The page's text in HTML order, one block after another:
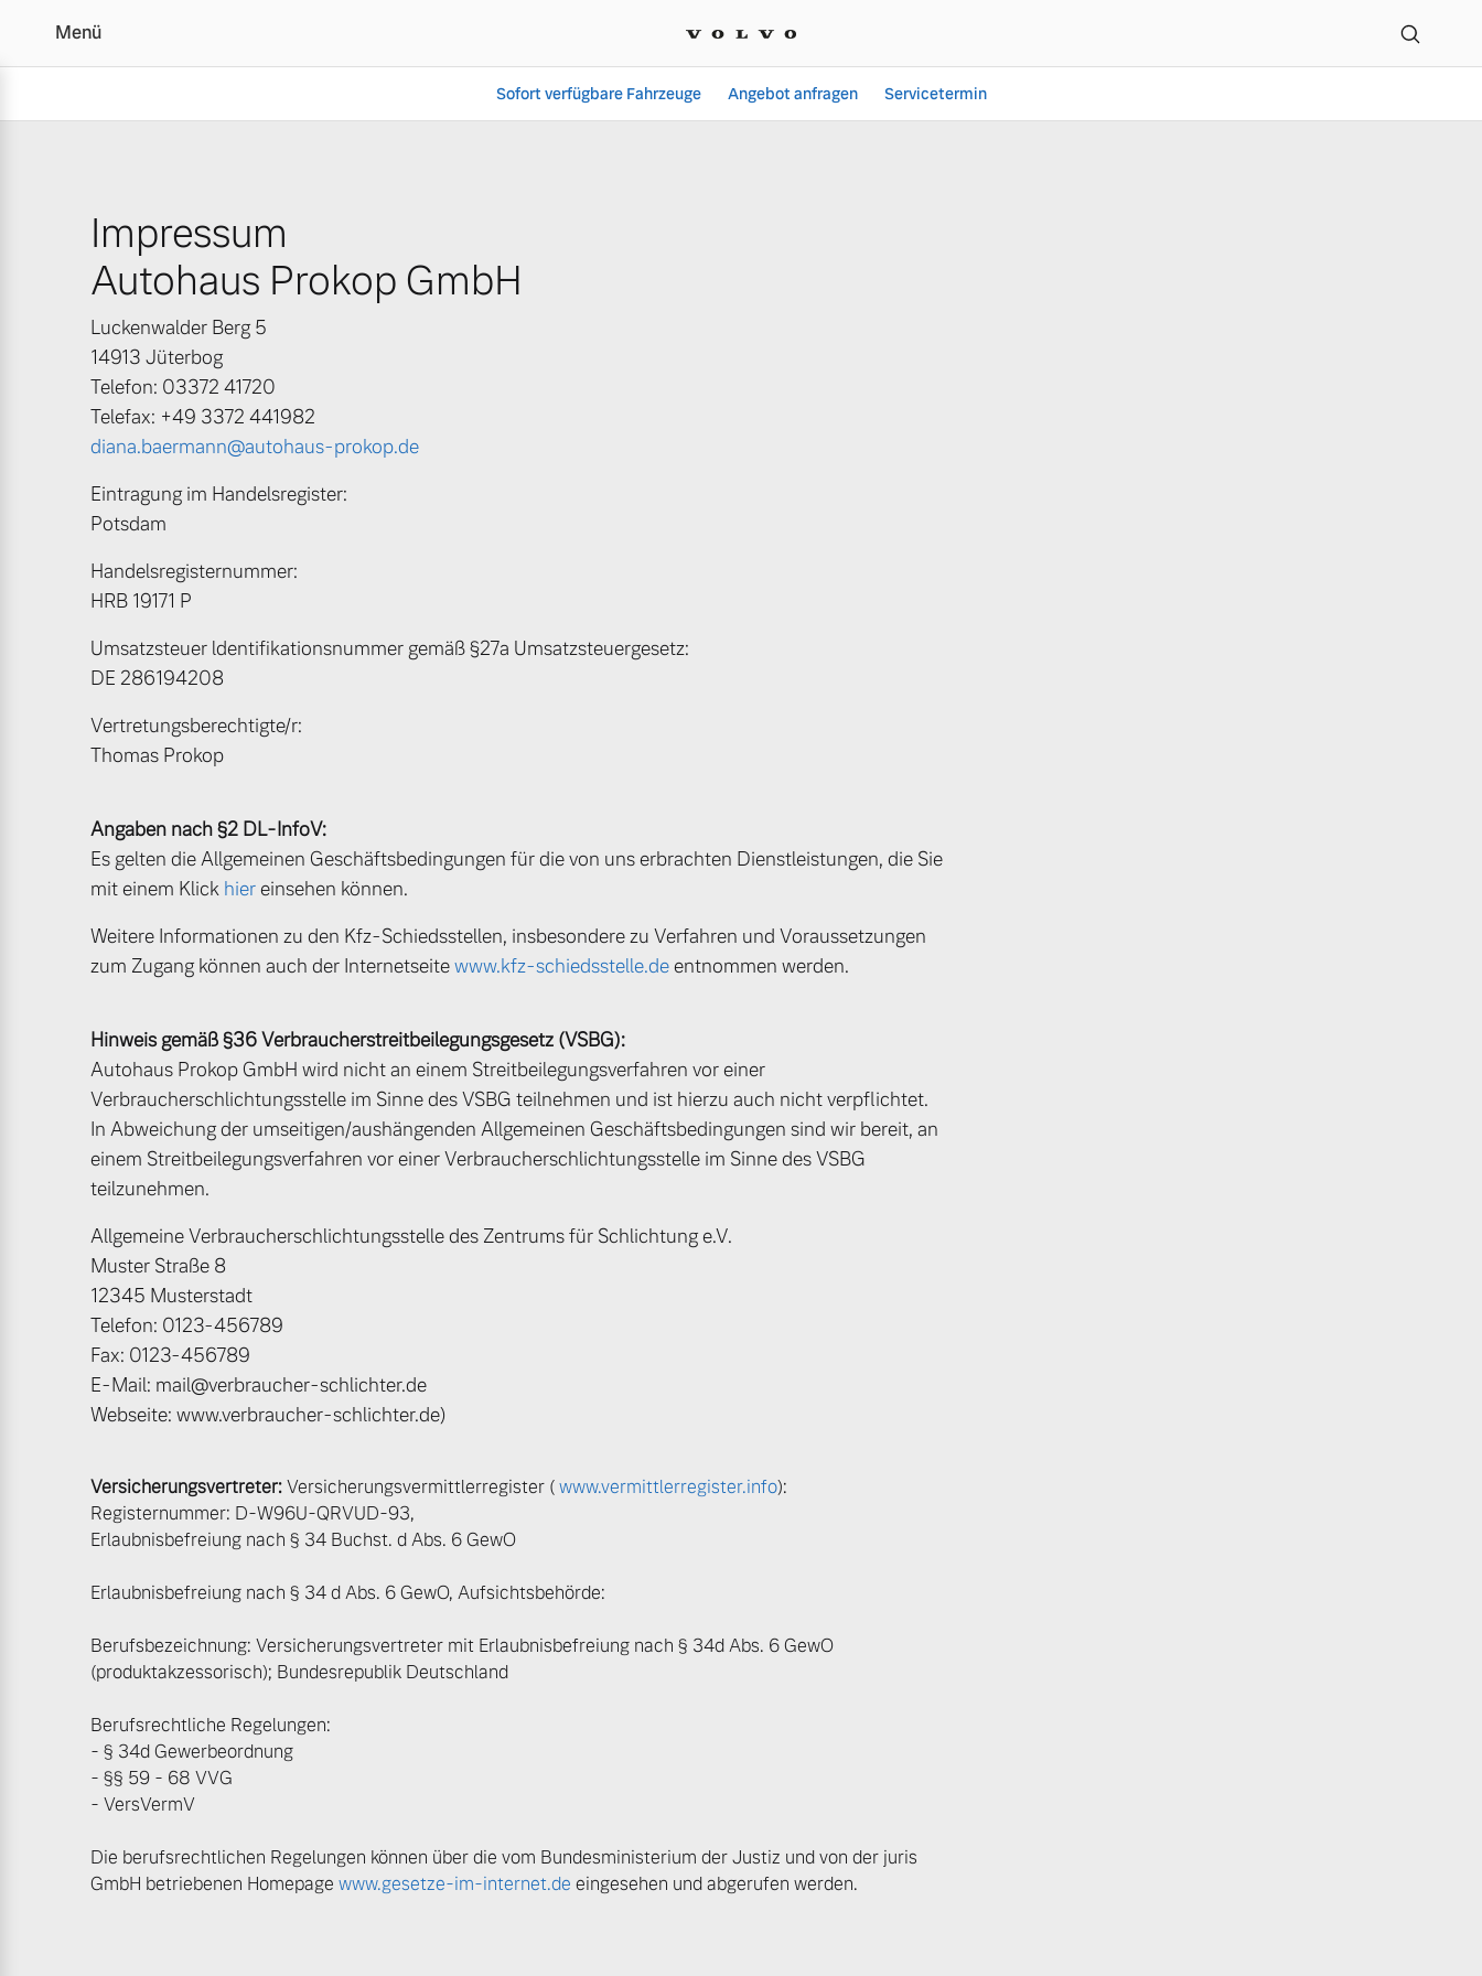
Menü
Sofort verfügbare Fahrzeuge Angebot anfragen Servicetermin
Vollelektrisch
6 Modelle
Plug-in Hybrid
3 Modelle
4 Modelle
Geschäftskunden
Konnektivität
Angebot anfragen
Fahrzeug konfigurieren
Sofort verfügbare Fahrzeuge
Volvo Selekt Gebrauchtwagen
Die Neuwagenalternative
Mehr erfahren
Mehr erfahren
Geschäftskunden
Volvo Gebrauchtwagenbörse
Aktuelle Zubehörangebote
Zubehörkatalog
Service by Volvo
Sie erhalten bei uns eine Vielzahl von Original Volvo Winter- und Sommer Kompletträder.
Bitte sprechen Sie uns direkt an.
Mehr erfahren
Frühjahrscheck
Entdecken Sie unsere saisonalen Angebote.
Finanzierung & Leasing
Versicherung
Unser Team
Kontakt und Anfahrt
Impressum
Autohaus Prokop GmbH
Luckenwalder Berg 5
14913 Jüterbog
Telefon: 03372 41720
Telefax: +49 3372 441982
diana.baermann@autohaus-prokop.de
Eintragung im Handelsregister:
Potsdam
Handelsregisternummer:
HRB 19171 P
Umsatzsteuer ldentifikationsnummer gemäß §27a Umsatzsteuergesetz:
DE 286194208
Vertretungsberechtigte/r:
Thomas Prokop
Angaben nach §2 DL-InfoV:
Es gelten die Allgemeinen Geschäftsbedingungen für die von uns erbrachten Dienstleistungen, die Sie
mit einem Klick hiereinsehen können.
Weitere Informationen zu den Kfz-Schiedsstellen, insbesondere zu Verfahren und Voraussetzungen
zum Zugang können auch der Internetseitewww.kfz-schiedsstelle.deentnommen werden.
Hinweis gemäß §36 Verbraucherstreitbeilegungsgesetz (VSBG):
Autohaus Prokop GmbH wird nicht an einem Streitbeilegungsverfahren vor einer
Verbraucherschlichtungsstelle im Sinne des VSBG teilnehmen und ist hierzu auch nicht verpflichtet.
In Abweichung der umseitigen/aushängenden Allgemeinen Geschäftsbedingungen sind wir bereit, an
einem Streitbeilegungsverfahren vor einer Verbraucherschlichtungsstelle im Sinne des VSBG
teilzunehmen.
Allgemeine Verbraucherschlichtungsstelle des Zentrums für Schlichtung e.V.
Muster Straße 8
12345 Musterstadt
Telefon: 0123-456789
Fax: 0123-456789
E-Mail: mail@verbraucher-schlichter.de
Webseite: www.verbraucher-schlichter.de)
Versicherungsvertreter:Versicherungsvermittlerregister (www.vermittlerregister.info):
Registernummer: D-W96U-QRVUD-93,
Erlaubnisbefreiung nach § 34 Buchst. d Abs. 6 GewO
Erlaubnisbefreiung nach § 34 d Abs. 6 GewO, Aufsichtsbehörde:
Berufsbezeichnung: Versicherungsvertreter mit Erlaubnisbefreiung nach § 34d Abs. 6 GewO
(produktakzessorisch); Bundesrepublik Deutschland
Berufsrechtliche Regelungen:
- § 34d Gewerbeordnung
- §§ 59 - 68 VVG
- VersVermV
Die berufsrechtlichen Regelungen können über die vom Bundesministerium der Justiz und von der juris
GmbH betriebenen Homepage www.gesetze-im-internet.de eingesehen und abgerufen werden.